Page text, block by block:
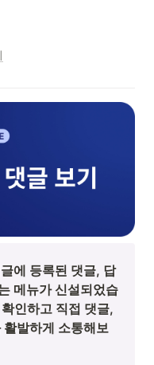
에 등록된 댓글, 답
메뉴가 신설되었습
인하고 직접 댓글,
발하게 소통해보